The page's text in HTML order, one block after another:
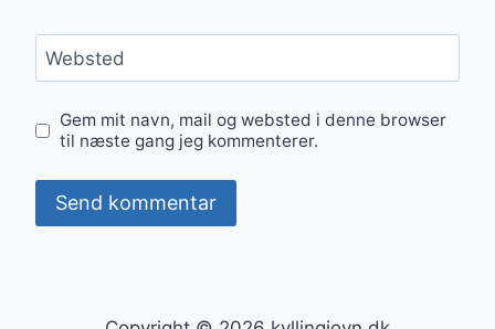
Websted
Gem mit navn, mail og websted i denne browser
til næste gang jeg kommenterer.